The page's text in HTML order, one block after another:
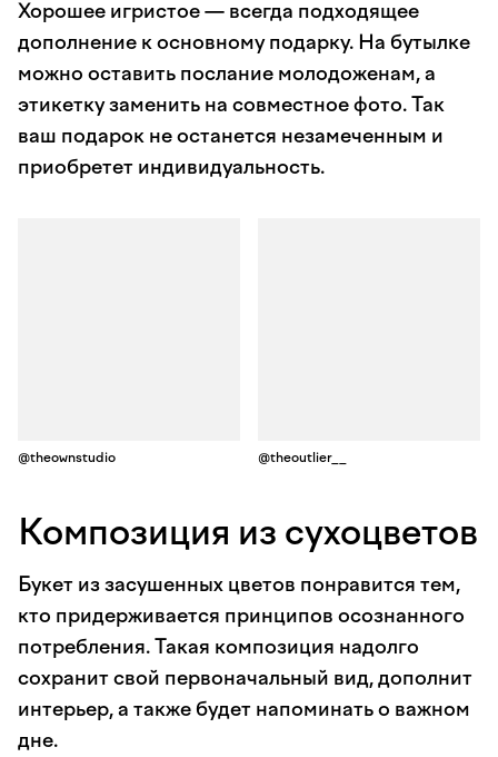
Хорошее игристое — всегда подходящее
дополнение к основному подарку. На бутылке
можно оставить послание молодоженам, а
этикетку заменить на совместное фото. Так
ваш подарок не останется незамеченным и
приобретет индивидуальность.
@theownstudio @theoutlier__
Композиция из сухоцветов
Букет из засушенных цветов понравится тем,
кто придерживается принципов осознанного
потребления. Такая композиция надолго
сохранит свой первоначальный вид, дополнит
интерьер, а также будет напоминать о важном
дне.